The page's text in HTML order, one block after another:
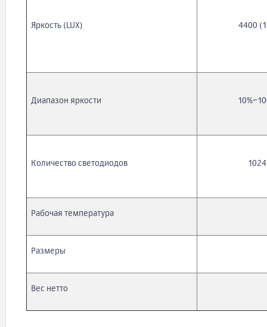
Яркость (LUX) 4400
Диапазон яркости
Количество светодиодов 1024
Рабочая температура
Размеры
Вес нетто